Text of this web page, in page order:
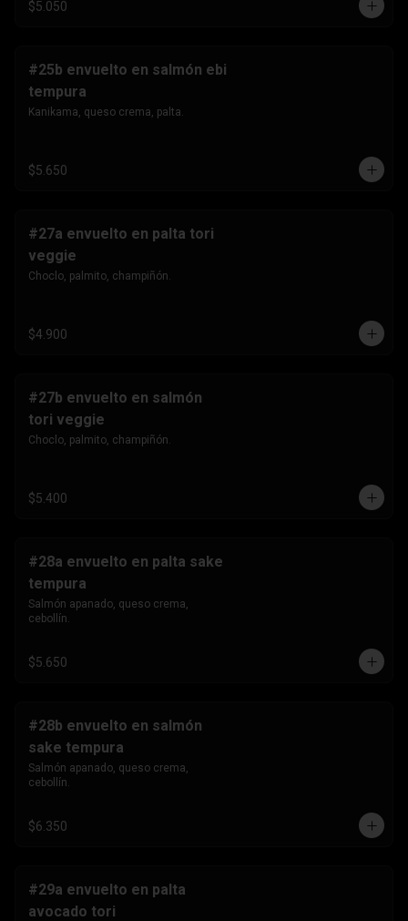
$5.050
#25b envuelto en salmón ebi
tempura
Kanikama, queso crema, palta.
$5.650
#27a envuelto en palta tori
veggie
Choclo, palmito, champiñón.
$4.900
#27b envuelto en salmón
tori veggie
Choclo, palmito, champiñón.
$5.400
#28a envuelto en palta sake
tempura
Salmón apanado, queso crema,
cebollín.
$5.650
#28b envuelto en salmón
sake tempura
Salmón apanado, queso crema,
cebollín.
$6.350
#29a envuelto en palta
avocado tori